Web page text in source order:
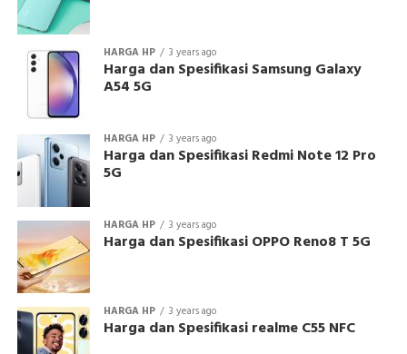
HARGA HP 3 years ago
Harga dan Spesifikasi Samsung Galaxy
A54 5G
HARGA HP 3 years ago
Harga dan Spesifikasi Redmi Note 12 Pro
5G
HARGA HP 3 years ago
Harga dan Spesifikasi OPPO Reno8 T 5G
HARGA HP 3 years ago
Harga dan Spesifikasi realme C55 NFC